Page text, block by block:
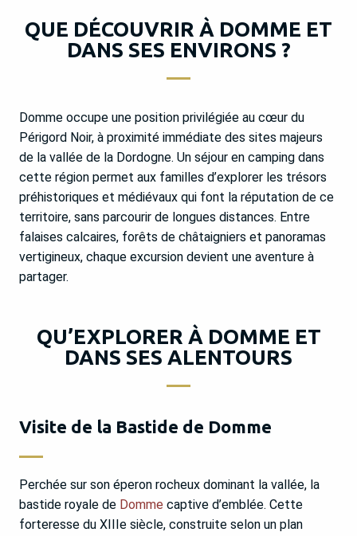
QUE DÉCOUVRIR À DOMME ET
DANS SES ENVIRONS ?
Domme occupe une position privilégiée au cœur du
Périgord Noir, à proximité immédiate des sites majeurs
de la vallée de la Dordogne. Un séjour en camping dans
cette région permet aux familles d’explorer les trésors
préhistoriques et médiévaux qui font la réputation de ce
territoire, sans parcourir de longues distances. Entre
falaises calcaires, forêts de châtaigniers et panoramas
vertigineux, chaque excursion devient une aventure à
partager.
QU’EXPLORER À DOMME ET
DANS SES ALENTOURS
Visite de la Bastide de Domme
Perchée sur son éperon rocheux dominant la vallée, la
bastide royale de Domme captive d’emblée. Cette
forteresse du XIIIe siècle, construite selon un plan